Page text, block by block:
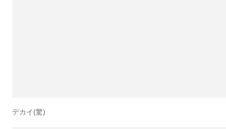
デカイ(驚)